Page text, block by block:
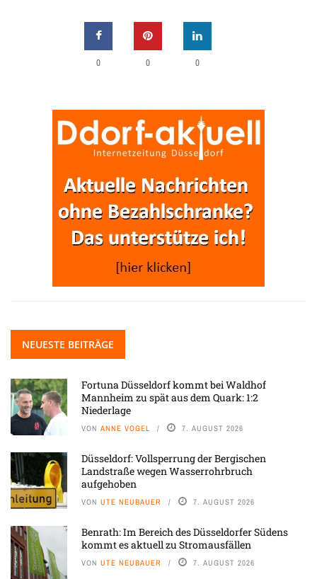
0 0 0
NEUESTE BEITRÄGE
Fortuna Düsseldorf kommt bei Waldhof
Mannheim zu spät aus dem Quark: 1:2
Niederlage
VON ANNE VOGEL 7. AUGUST 2026
Düsseldorf: Vollsperrung der Bergischen
Landstraße wegen Wasserrohrbruch
aufgehoben
VON UTE NEUBAUER 7. AUGUST 2026
Benrath: Im Bereich des Düsseldorfer Südens
kommt es aktuell zu Stromausfällen
VON UTE NEUBAUER 7. AUGUST 2026